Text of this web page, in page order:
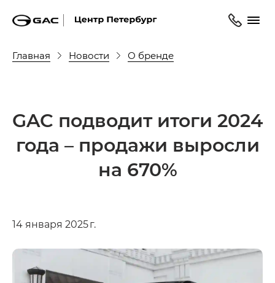
Главная Новости О бренде
GAC подводит итоги 2024
года – продажи выросли
на 670%
14 января 2025 г.